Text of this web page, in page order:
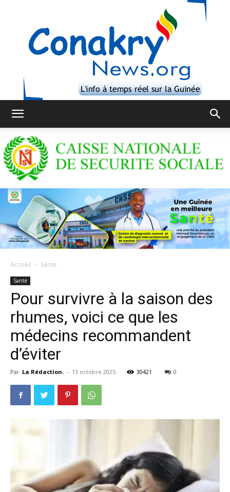
Accueil Santé
Santé
Pour survivre à la saison des
rhumes, voici ce que les
médecins recommandent
d’éviter
Par La Rédaction. - 13 octobre 2025 30421 0